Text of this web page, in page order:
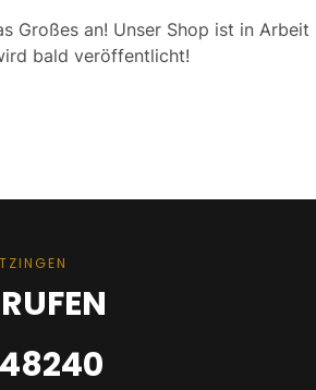
Großes an! Unser Shop ist in Arbeit
bald veröffentlicht!